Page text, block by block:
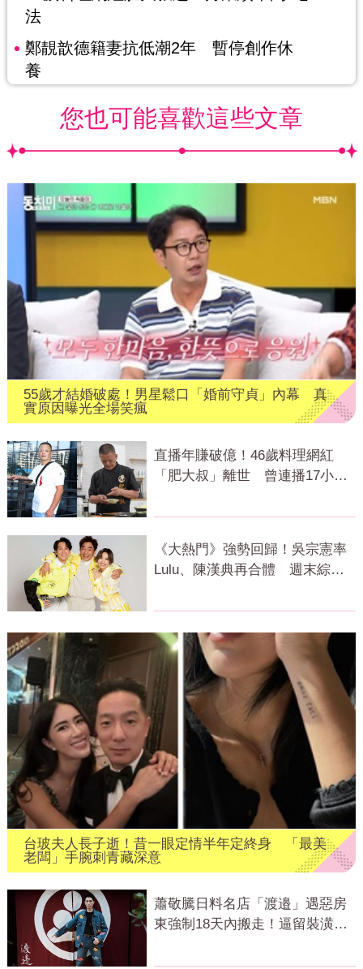
法
鄭靚歆德籍妻抗低潮2年 暫停創作休
養
您也可能喜歡這些文章
55歲才結婚破處！男星鬆口「婚前守貞」內幕 真
實原因曝光全場笑瘋
直播年賺破億！46歲料理網紅
「肥大叔」離世 曾連播17小時
《大熱門》強勢回歸！吳宗憲率
Lulu、陳漢典再合體 週末綜藝
台玻夫人長子逝！昔一眼定情半年定終身 「最美
老闆」手腕刺青藏深意
蕭敬騰日料名店「渡邉」遇惡房
東強制18天內搬走！逼留裝潢：